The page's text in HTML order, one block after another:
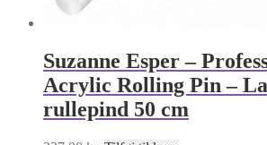
Suzanne Esper –
Acrylic Rolling Pin –
rullepind 50 cm